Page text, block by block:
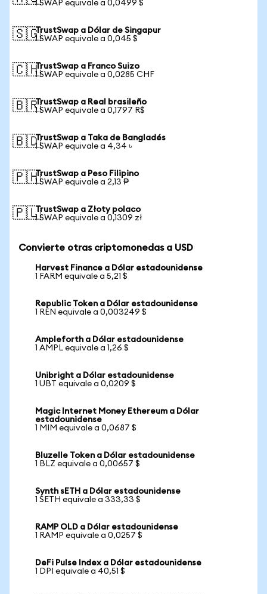
1 SWAP equivale a 0,0499 $
🇸🇬TrustSwap a Dólar de Singapur
1 SWAP equivale a 0,045 $
🇨🇭TrustSwap a Franco Suizo
1 SWAP equivale a 0,0285 CHF
🇧🇷TrustSwap a Real brasileño
1 SWAP equivale a 0,1797 R$
🇧🇩TrustSwap a Taka de Bangladés
1 SWAP equivale a 4,34 ৳
🇵🇭TrustSwap a Peso Filipino
1 SWAP equivale a 2,13 ₱
🇵🇱TrustSwap a Złoty polaco
1 SWAP equivale a 0,1309 zł
Convierte otras criptomonedas a USD
Harvest Finance a Dólar estadounidense
1 FARM equivale a 5,21 $
Republic Token a Dólar estadounidense
1 REN equivale a 0,003249 $
Ampleforth a Dólar estadounidense
1 AMPL equivale a 1,26 $
Unibright a Dólar estadounidense
1 UBT equivale a 0,0209 $
Magic Internet Money Ethereum a Dólar
estadounidense
1 MIM equivale a 0,0687 $
Bluzelle Token a Dólar estadounidense
1 BLZ equivale a 0,00657 $
Synth sETH a Dólar estadounidense
1 SETH equivale a 333,33 $
RAMP OLD a Dólar estadounidense
1 RAMP equivale a 0,0257 $
DeFi Pulse Index a Dólar estadounidense
1 DPI equivale a 40,51 $